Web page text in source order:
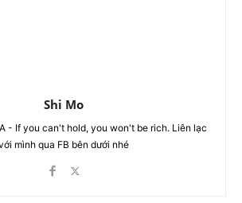
Shi Mo
- If you can't hold, you won't be rich. Liên lạc
mình qua FB bên dưới nhé